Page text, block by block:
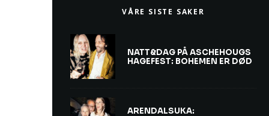
VÅRE SISTE SAKER
NATT&DAG PÅ ASCHEHOUGS
HAGEFEST: BOHEMEN ER DØD
ARENDALSUKA: